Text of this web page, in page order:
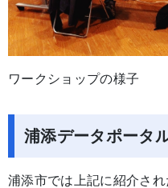
ワークショップの様子
浦添データポータ
浦添市では上記に紹介さ